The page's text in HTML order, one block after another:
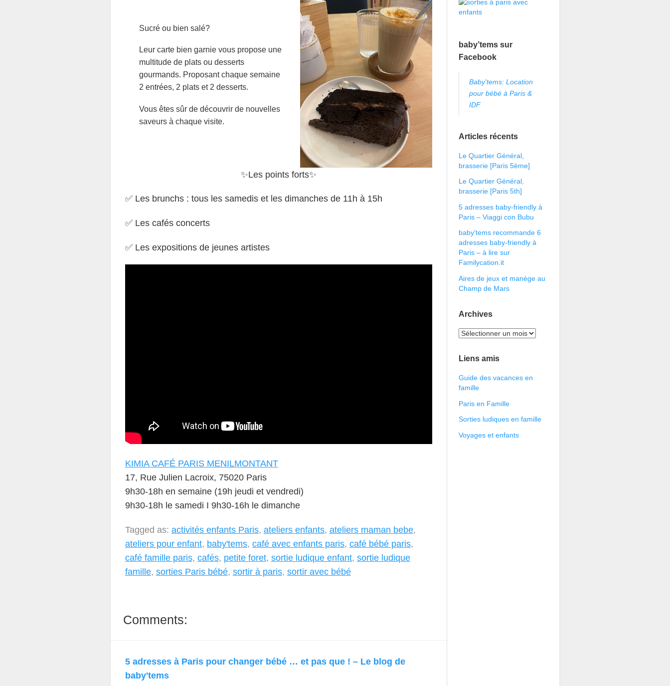
Sucré ou bien salé?
Leur carte bien garnie vous propose une
multitude de plats ou desserts
gourmands. Proposant chaque semaine
2 entrées, 2 plats et 2 desserts.
Vous êtes sûr de découvrir de nouvelles
saveurs à chaque visite.
✨Les points forts✨
✅ Les brunchs : tous les samedis et les dimanches de 11h à 15h
✅ Les cafés concerts
✅ Les expositions de jeunes artistes
KIMIA CAFÉ PARIS MENILMONTANT
17, Rue Julien Lacroix, 75020 Paris
9h30-18h en semaine (19h jeudi et vendredi)
9h30-18h le samedi I 9h30-16h le dimanche
Tagged as: activités enfants Paris, ateliers enfants, ateliers maman bebe,
ateliers pour enfant, baby'tems, café avec enfants paris, café bébé paris,
café famille paris, cafés, petite foret, sortie ludique enfant, sortie ludique
famille, sorties Paris bébé, sortir à paris, sortir avec bébé
Comments:
5 adresses à Paris pour changer bébé … et pas que ! – Le blog de
baby'tems
baby’tems sur
Facebook
Baby'tems: Location
pour bébé à Paris &
IDF
Articles récents
Le Quartier Général,
brasserie [Paris 5ème]
Le Quartier Général,
brasserie [Paris 5th]
5 adresses baby-friendly à
Paris – Viaggi con Bubu
baby’tems recommande 6
adresses baby-friendly à
Paris – à lire sur
Familycation.it
Aires de jeux et manège au
Champ de Mars
Archives
Liens amis
Guide des vacances en
famille
Paris en Famille
Sorties ludiques en famille
Voyages et enfants